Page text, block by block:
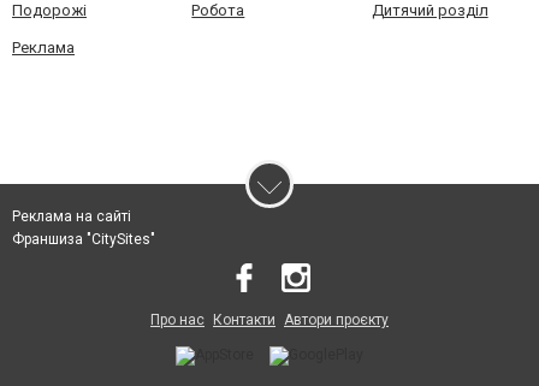
Подорожі Робота Дитячий розділ
Реклама
Реклама на сайті
Франшиза "CitySites"
Про нас Контакти Автори проєкту